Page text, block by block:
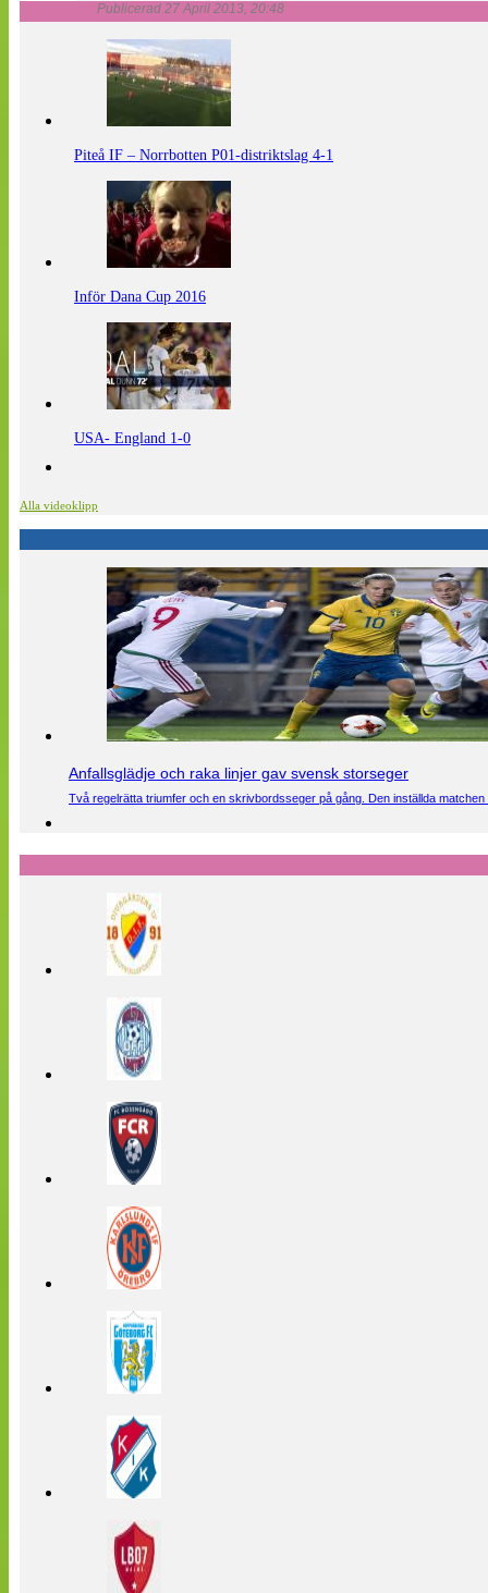
Publicerad 27 April 2013, 20:48
Piteå IF – Norrbotten P01-distriktslag 4-1
Inför Dana Cup 2016
USA- England 1-0
Alla videoklipp
Anfallsglädje och raka linjer gav svensk storseger
Två regelrätta triumfer och en skrivbordsseger på gång. Den inställda